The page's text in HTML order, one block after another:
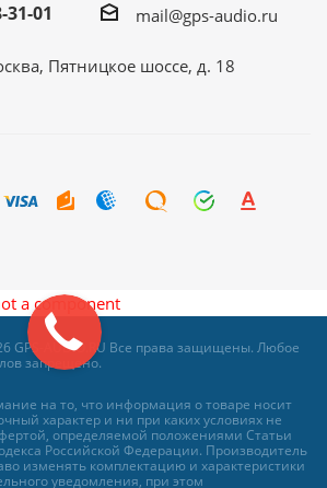
31-01
mail@gps-audio.ru
Пятницкое шоссе, д. 18
a component
GPS-AUDIO.RU Все права защищены. Любое
запрещено.
на то, что информация о товаре носит
характер и ни при каких условиях не
определяемой положениями Статьи
Российской Федерации. Производитель
изменять комплектацию и характеристики
уведомления, при этом